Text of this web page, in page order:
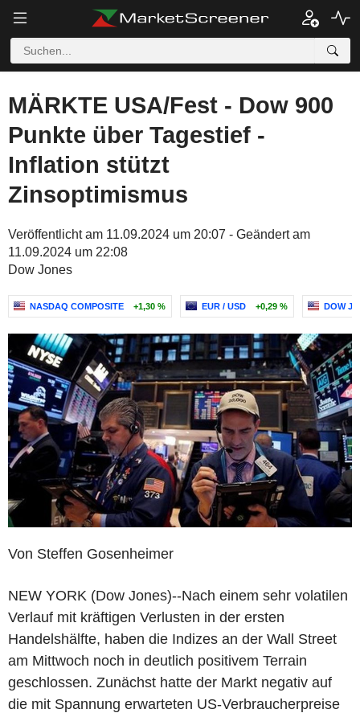
MÄRKTE USA/Fest - Dow 900
Punkte über Tagestief -
Inflation stützt
Zinsoptimismus
Veröffentlicht am 11.09.2024 um 20:07 - Geändert am
11.09.2024 um 22:08
Dow Jones
NASDAQ COMPOSITE +1,30 % EUR / USD +0,29 % DOW
Von Steffen Gosenheimer
NEW YORK (Dow Jones)--Nach einem sehr volatilen
Verlauf mit kräftigen Verlusten in der ersten
Handelshälfte, haben die Indizes an der Wall Street
am Mittwoch noch in deutlich positivem Terrain
geschlossen. Zunächst hatte der Markt negativ auf
die mit Spannung erwarteten US-Verbraucherpreise